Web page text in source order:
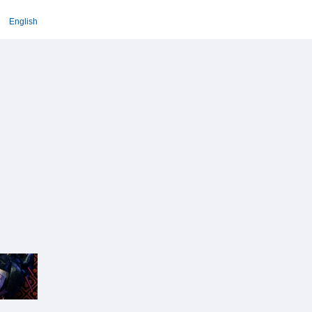
English